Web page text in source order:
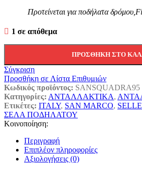
Προτείνεται για ποδήλατα
1 σε απόθεμα
ΠΡΟΣΘΉΚΗ ΣΤΟ
Σύγκριση
Προσθήκη σε Λίστα Επιθυμιών
Κωδικός προϊόντος: SANSQUADRA95
Κατηγορίες: ΑΝΤΑΛΛΑΚΤΙΚΑ,
Ετικέτες: ITALY, SAN MARCO, SELLE
ΣΕΛΑ ΠΟΔΗΛΑΤΟΥ
Κοινοποίηση:
Περιγραφή
Επιπλέον πληροφορίες
Αξιολογήσεις (0)